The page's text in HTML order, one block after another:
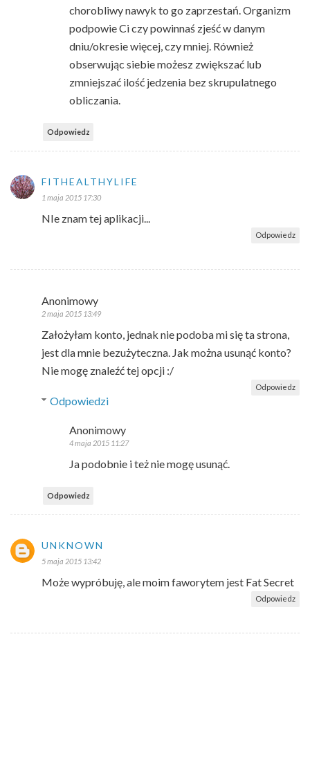
chorobliwy nawyk to go zaprzestań. Organizm
podpowie Ci czy powinnaś zjeść w danym
dniu/okresie więcej, czy mniej. Również
obserwując siebie możesz zwiększać lub
zmniejszać ilość jedzenia bez skrupulatnego
obliczania.
Odpowiedz
FITHEALTHYLIFE
1 maja 2015 17:30
NIe znam tej aplikacji...
Odpowiedz
Anonimowy
2 maja 2015 13:49
Założyłam konto, jednak nie podoba mi się ta strona,
jest dla mnie bezużyteczna. Jak można usunąć konto?
Nie mogę znaleźć tej opcji :/
Odpowiedz
Odpowiedzi
Anonimowy
4 maja 2015 11:27
Ja podobnie i też nie mogę usunąć.
Odpowiedz
UNKNOWN
5 maja 2015 13:42
Może wypróbuję, ale moim faworytem jest Fat Secret
Odpowiedz